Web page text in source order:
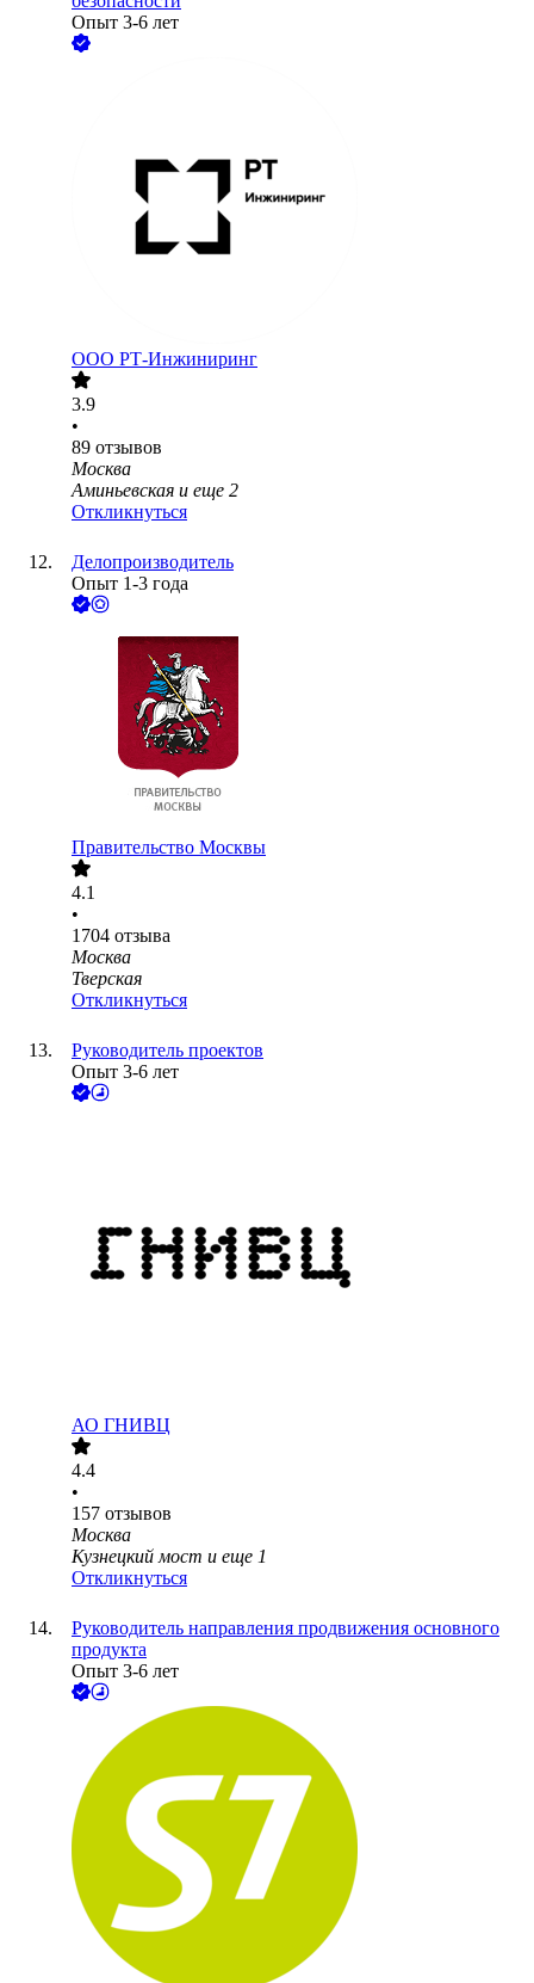
Опыт 3-6 лет
ООО РТ-Инжиниринг
3.9
•
89 отзывов
Москва
Аминьевская и еще 2
Откликнуться
Делопроизводитель
Опыт 1-3 года
Правительство Москвы
4.1
•
1704 отзыва
Москва
Тверская
Откликнуться
Руководитель проектов
Опыт 3-6 лет
АО ГНИВЦ
4.4
•
157 отзывов
Москва
Кузнецкий мост и еще 1
Откликнуться
Руководитель направления продвижения основного
продукта
Опыт 3-6 лет